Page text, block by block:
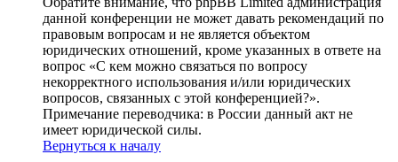
данной конференции не может давать рекомендаций по
правовым вопросам и не является объектом
юридических отношений, кроме указанных в ответе на
вопрос «С кем можно связаться по вопросу
некорректного использования и/или юридических
вопросов, связанных с этой конференцией?».
Примечание переводчика: в России данный акт не
имеет юридической силы.
Вернуться к началу